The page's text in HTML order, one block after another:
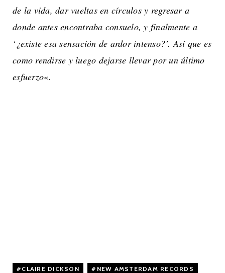
de la vida, dar vueltas en círculos y regresar a
donde antes encontraba consuelo, y finalmente a
‘¿existe esa sensación de ardor intenso?’. Así que es
como rendirse y luego dejarse llevar por un último
esfuerzo«.
CLAIRE DICKSON NEW AMSTERDAM RECORDS